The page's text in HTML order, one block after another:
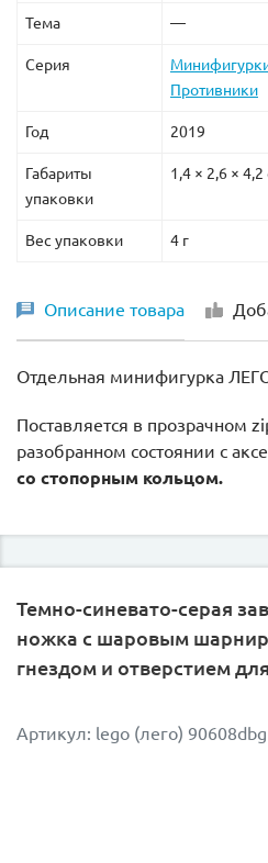
Тема —
Серия
Противники
Год 2019
Габариты
упаковки
1,4 × 2,6 ×
Вес упаковки 4 г
Описание товара
Отдельная минифигурка
Поставляется в прозрачном
разобранном состоянии c
со стопорным кольцом.
Темно-синевато-серая
ножка с шаровым
гнездом и отверстием
Артикул: lego (лего) 90608dbg